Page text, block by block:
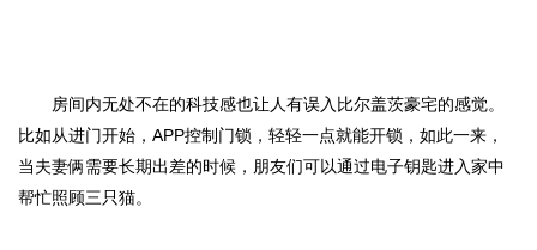
房间内无处不在的科技感也让人有误入比尔盖茨豪宅的感觉。
比如从进门开始，APP控制门锁，轻轻一点就能开锁，如此一来，
当夫妻俩需要长期出差的时候，朋友们可以通过电子钥匙进入家中
帮忙照顾三只猫。